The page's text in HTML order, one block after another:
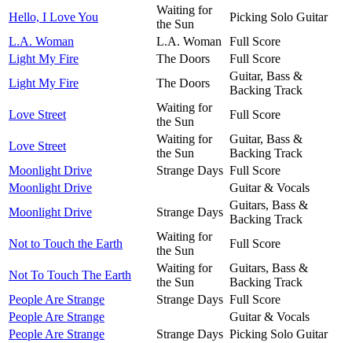
Hello, I Love You
Waiting for
the Sun
Picking Solo Guitar
L.A. Woman
L.A. Woman
Full Score
Light My Fire
The Doors
Full Score
Light My Fire
The Doors
Guitar, Bass &
Backing Track
Love Street
Waiting for
the Sun
Full Score
Love Street
Waiting for
the Sun
Guitar, Bass &
Backing Track
Moonlight Drive
Strange Days Full Score
Moonlight Drive
Guitar & Vocals
Moonlight Drive
Strange Days
Guitars, Bass &
Backing Track
Not to Touch the Earth
Waiting for
the Sun
Full Score
Not To Touch The Earth
Waiting for
the Sun
Guitars, Bass &
Backing Track
People Are Strange
Strange Days Full Score
People Are Strange
Guitar & Vocals
People Are Strange
Strange Days Picking Solo Guitar